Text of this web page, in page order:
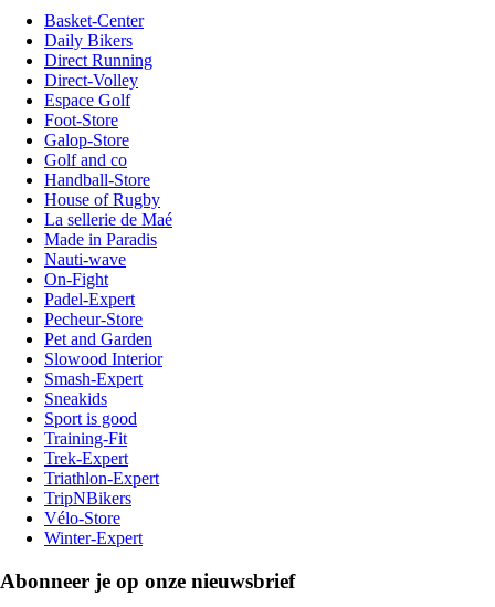
Basket-Center
Daily Bikers
Direct Running
Direct-Volley
Espace Golf
Foot-Store
Galop-Store
Golf and co
Handball-Store
House of Rugby
La sellerie de Maé
Made in Paradis
Nauti-wave
On-Fight
Padel-Expert
Pecheur-Store
Pet and Garden
Slowood Interior
Smash-Expert
Sneakids
Sport is good
Training-Fit
Trek-Expert
Triathlon-Expert
TripNBikers
Vélo-Store
Winter-Expert
Abonneer je op onze nieuwsbrief